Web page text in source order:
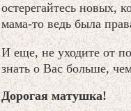
остерегайтесь новых,
мама-то ведь была
И еще, не уходите от
знать о Вас больше,
Дорогая матушка!